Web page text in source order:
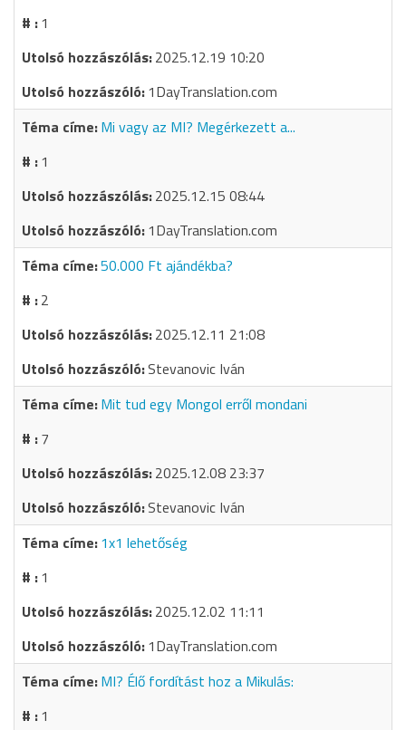
1
2025.12.19 10:20
1DayTranslation.com
Mi vagy az MI? Megérkezett a...
1
2025.12.15 08:44
1DayTranslation.com
50.000 Ft ajándékba?
2
2025.12.11 21:08
Stevanovic Iván
Mit tud egy Mongol erről mondani
7
2025.12.08 23:37
Stevanovic Iván
1x1 lehetőség
1
2025.12.02 11:11
1DayTranslation.com
MI? Élő fordítást hoz a Mikulás:
1